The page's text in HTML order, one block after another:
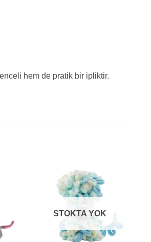
hem de pratik bir ipliktir.
STOKTA YOK